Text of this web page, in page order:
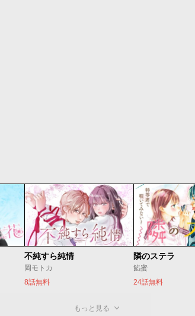
不純すら純情
岡モトカ
8話無料
隣のステラ
餡蜜
24話無料
もっと見る